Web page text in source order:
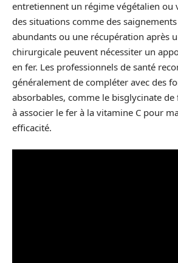
entretiennent un régime végétalien ou
des situations comme des
abundants ou une récupération après
chirurgicale peuvent nécessiter un
en fer. Les professionnels de santé
généralement de compléter avec des
absorbables, comme le bisglycinate
à associer le fer à la vitamine C pour
efficacité.